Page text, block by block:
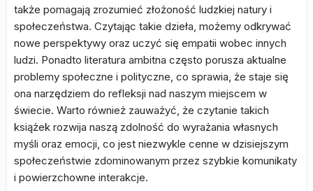
także pomagają zrozumieć złożoność ludzkiej natury i
społeczeństwa. Czytając takie dzieła, możemy odkrywać
nowe perspektywy oraz uczyć się empatii wobec innych
ludzi. Ponadto literatura ambitna często porusza aktualne
problemy społeczne i polityczne, co sprawia, że staje się
ona narzędziem do refleksji nad naszym miejscem w
świecie. Warto również zauważyć, że czytanie takich
książek rozwija naszą zdolność do wyrażania własnych
myśli oraz emocji, co jest niezwykle cenne w dzisiejszym
społeczeństwie zdominowanym przez szybkie komunikaty
i powierzchowne interakcje.